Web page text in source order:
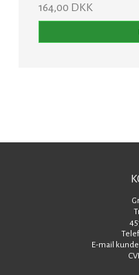
164,00 DKK
E-mail